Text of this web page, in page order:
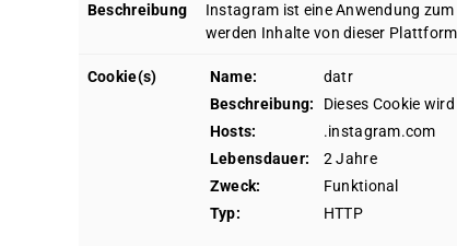
Beschreibung
Instagram ist eine Anwendung
werden Inhalte von dieser
Cookie(s) Name:
datr
Beschreibung:
Dieses Cookie
Hosts:
.instagram.com
Lebensdauer:
2 Jahre
Zweck:
Funktional
Typ:
HTTP